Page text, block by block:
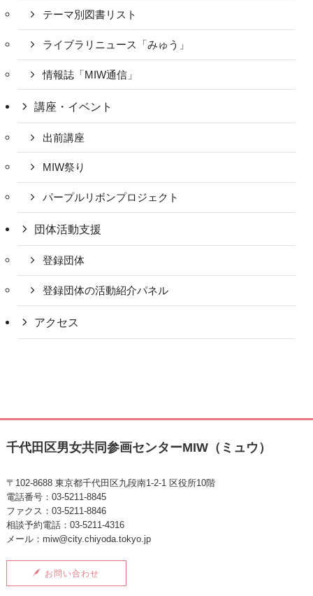
テーマ別図書リスト
ライブラリニュース「みゅう」
情報誌「MIW通信」
講座・イベント
出前講座
MIW祭り
パープルリボンプロジェクト
団体活動支援
登録団体
登録団体の活動紹介パネル
アクセス
千代田区男女共同参画センターMIW（ミュウ）
〒102-8688 東京都千代田区九段南1-2-1 区役所10階
電話番号：03-5211-8845
ファクス：03-5211-8846
相談予約電話：03-5211-4316
メール：miw@city.chiyoda.tokyo.jp
お問い合わせ